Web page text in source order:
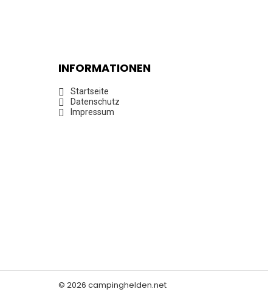
INFORMATIONEN
Startseite
Datenschutz
Impressum
© 2026 campinghelden.net